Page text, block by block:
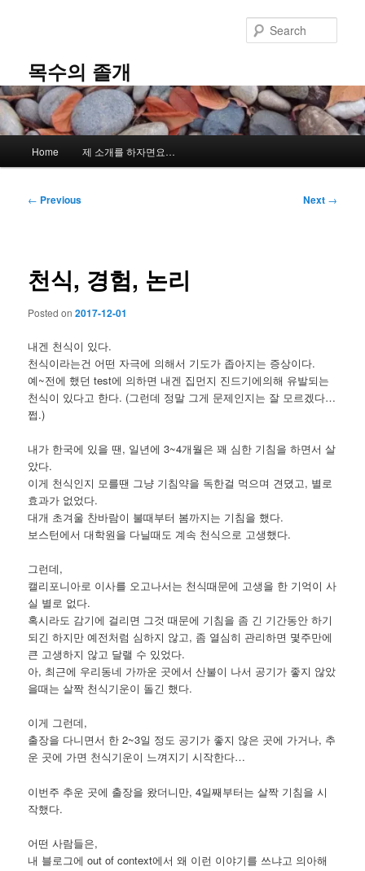
content목수의 졸개
Home 제 소개를 하자면요…
Post
← Previous Next →
천식, 경험, 논리
Posted on2017-12-01
내겐 천식이 있다.
천식이라는건 어떤 자극에 의해서 기도가 좁아지는 증상이다.
예~전에 했던 test에 의하면 내겐 집먼지 진드기에의해 유발되는
천식이 있다고 한다. (그런데 정말 그게 문제인지는 잘 모르겠다…
쩝.)
내가 한국에 있을 땐, 일년에 3~4개월은 꽤 심한 기침을 하면서 살
았다.
이게 천식인지 모를땐 그냥 기침약을 독한걸 먹으며 견뎠고, 별로
효과가 없었다.
대개 초겨울 찬바람이 불때부터 봄까지는 기침을 했다.
보스턴에서 대학원을 다닐때도 계속 천식으로 고생했다.
그런데,
캘리포니아로 이사를 오고나서는 천식때문에 고생을 한 기억이 사
실 별로 없다.
혹시라도 감기에 걸리면 그것 때문에 기침을 좀 긴 기간동안 하기
되긴 하지만 예전처럼 심하지 않고, 좀 열심히 관리하면 몇주만에
큰 고생하지 않고 달랠 수 있었다.
아, 최근에 우리동네 가까운 곳에서 산불이 나서 공기가 좋지 않았
을때는 살짝 천식기운이 돌긴 했다.
이게 그런데,
출장을 다니면서 한 2~3일 정도 공기가 좋지 않은 곳에 가거나, 추
운 곳에 가면 천식기운이 느껴지기 시작한다…
이번주 추운 곳에 출장을 왔더니만, 4일째부터는 살짝 기침을 시
작했다.
어떤 사람들은,
내 블로그에 out of context에서 왜 이런 이야기를 쓰냐고 의아해